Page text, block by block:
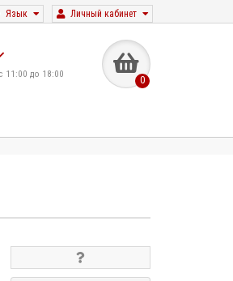
Личный кабинет
Язык
11:00 до 18:00 0